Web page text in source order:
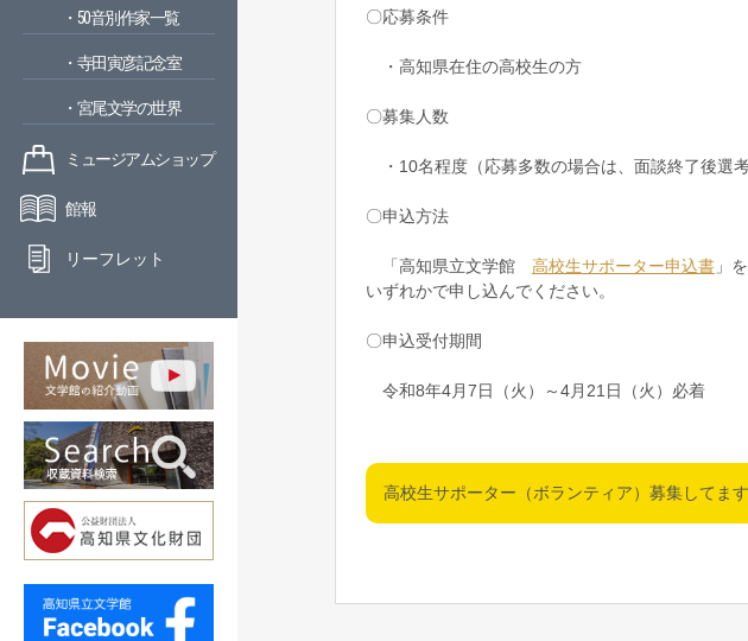
・50音別作家一覧
・寺田寅彦記念室
・宮尾文学の世界
ミュージアムショップ
館報
リーフレット
〇応募条件
・高知県在住の高校生の方
〇募集人数
・10名程度（応募多数の場合は、面談終了後選
〇申込方法
「高知県立文学館 高校生サポーター申込書 」
いずれかで申し込んでください。
〇申込受付期間
令和8年4月7日（火）～4月21日（火）必着
高校生サポーター（ボランティア）募集してま